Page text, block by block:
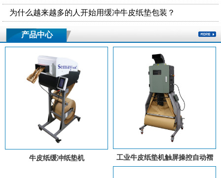
为什么越来越多的人开始用缓冲牛皮纸垫包装？
产品中心
牛皮纸缓冲纸垫机
工业牛皮纸垫机触屏操控自动褶